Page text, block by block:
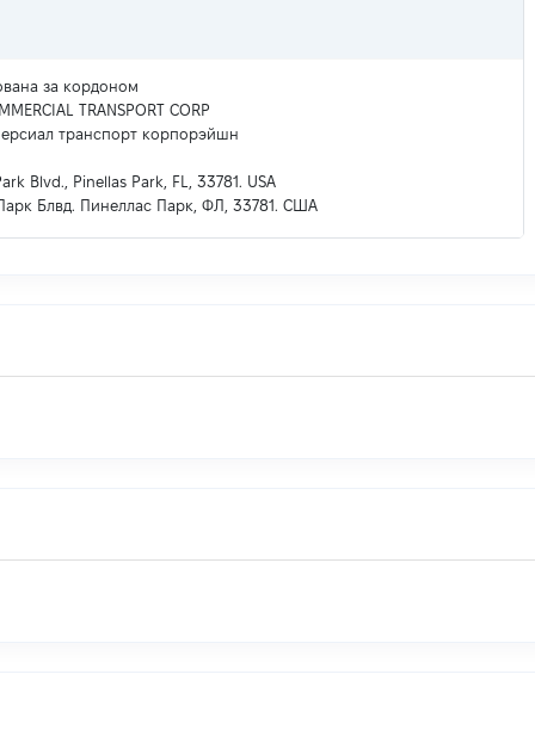
за кордоном
TRANSPORT CORP
транспорт корпорэйшн
Blvd., Pinellas Park, FL, 33781. USA
Блвд. Пинеллас Парк, ФЛ, 33781. США